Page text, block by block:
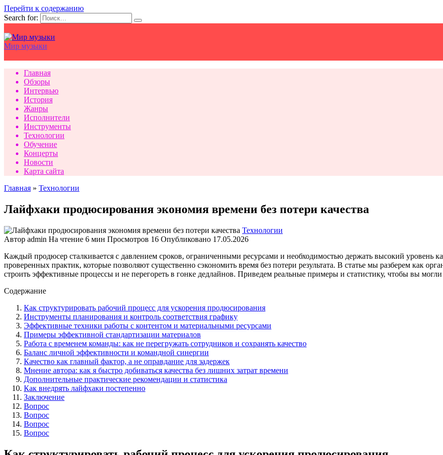
Перейти к содержанию
Search for:
Мир музыки
Главная
Обзоры
Интервью
История
Жанры
Исполнители
Инструменты
Технологии
Обучение
Концерты
Новости
Карта сайта
Главная » Технологии
Лайфхаки продюсирования экономия времени без потери качества
Технологии
Автор admin На чтение 6 мин Просмотров 16 Опубликовано 17.05.2026
Каждый продюсер сталкивается с давлением сроков, ограниченными ресурсами и необходимостью держать высокий уровень
проверенных практик, которые позволяют существенно сэкономить время без потери результата. В статье мы разберем как
строить эффективные процессы и не перегореть в гонке дедлайнов. Приведем реальные примеры и статистику, чтобы вы
Содержание
Как структурировать рабочий процесс для ускорения продюсирования
Инструменты планирования и контроль соответствия графику
Эффективные техники работы с контентом и материальными ресурсами
Примеры эффективной стандартизации материалов
Работа с временем команды: как не перегружать сотрудников и сохранять качество
Баланс личной эффективности и командной синергии
Качество как главный фактор, а не оправдание для задержек
Мнение автора: как я быстро добиваться качества без лишних затрат времени
Дополнительные практические рекомендации и статистика
Как внедрять лайфхаки постепенно
Заключение
Вопрос
Вопрос
Вопрос
Вопрос